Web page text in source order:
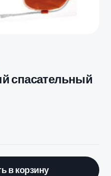
спасательный
в корзину